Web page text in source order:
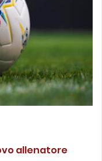
allenatore